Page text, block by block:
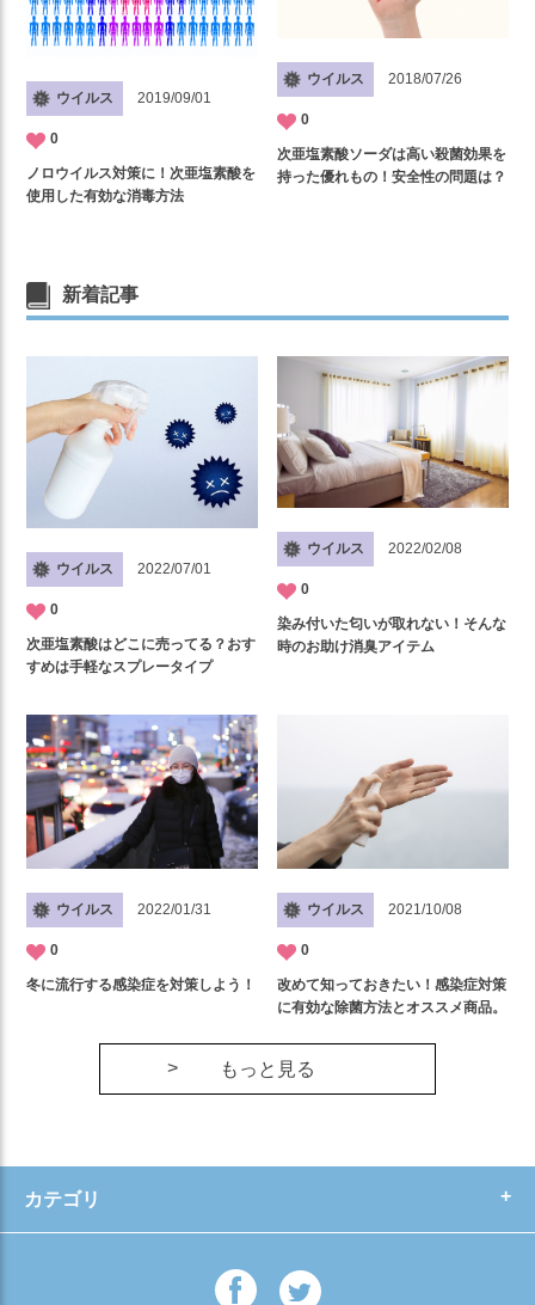
ウイルス 2019/09/01
0
ノロウイルス対策に！次亜塩素酸を
使用した有効な消毒方法
ウイルス 2018/07/26
0
次亜塩素酸ソーダは高い殺菌効果を
持った優れもの！安全性の問題は？
新着記事
ウイルス 2022/07/01
0
次亜塩素酸はどこに売ってる？おす
すめは手軽なスプレータイプ
ウイルス 2022/02/08
0
染み付いた匂いが取れない！そんな
時のお助け消臭アイテム
ウイルス 2022/01/31
0
冬に流行する感染症を対策しよう！
ウイルス 2021/10/08
0
改めて知っておきたい！感染症対策
に有効な除菌方法とオススメ商品。
もっと見る
カテゴリ